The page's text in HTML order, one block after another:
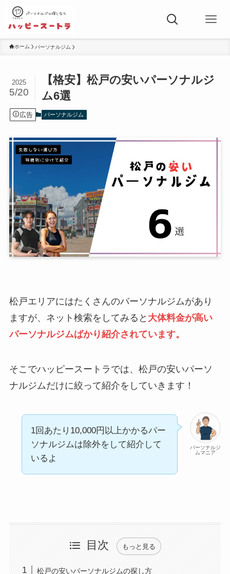
ホーム パーソナルジム
【格安】松戸の安いパーソナルジ
ム6選
2025
5/20
広告 パーソナルジム
松戸エリアにはたくさんのパーソナルジムがあり
ますが、ネット検索をしてみると 大体料金が高い
パーソナルジムばかり紹介されています。
そこでハッピースートラでは、松戸の安いパーソ
ナルジムだけに絞って紹介をしていきます！
パーソナルジ
ムマニア
1回あたり10,000円以上かかるパー
ソナルジムは除外をして紹介して
いるよ
目次 もっと見る
松戸の安いパーソナルジムの探し方